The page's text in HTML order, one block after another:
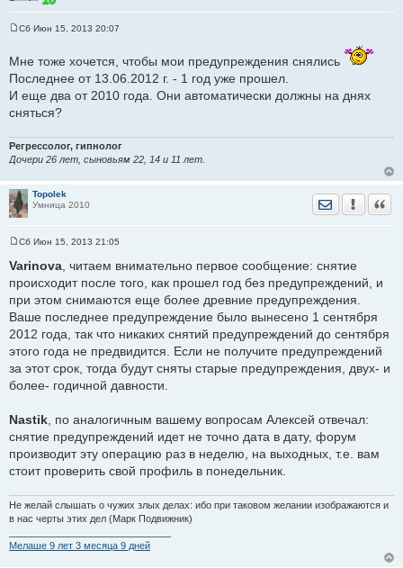
о
б
щ
н
и
Сб Июн 15, 2013 20:07
Мне тоже хочется, чтобы мои предупреждения снялись
Последнее от 13.06.2012 г. - 1 год уже прошел.
И еще два от 2010 года. Они автоматически должны на днях
сняться?
Регрессолог, гипнолог
Дочери 26 лет, сыновьям 22, 14 и 11 лет.
Topolek
Умница 2010
Отправить
о
б
е
н
е
Сб Июн 15, 2013 21:05
Varinova , читаем внимательно первое сообщение: снятие
происходит после того, как прошел год без предупреждений, и
при этом снимаются еще более древние предупреждения.
Ваше последнее предупреждение было вынесено 1 сентября
2012 года, так что никаких снятий предупреждений до сентября
этого года не предвидится. Если не получите предупреждений
за этот срок, тогда будут сняты старые предупреждения, двух- и
более- годичной давности.
Nastik , по аналогичным вашему вопросам Алексей отвечал:
снятие предупреждений идет не точно дата в дату, форум
производит эту операцию раз в неделю, на выходных, т.е. вам
стоит проверить свой профиль в понедельник.
Не желай слышать о чужих злых делах: ибо при таковом желании изображаются и
в нас черты этих дел (Марк Подвижник)
Мелаше 9 лет 3 месяца 9 дней